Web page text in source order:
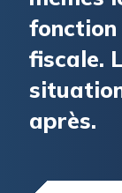
fiscale.
après.